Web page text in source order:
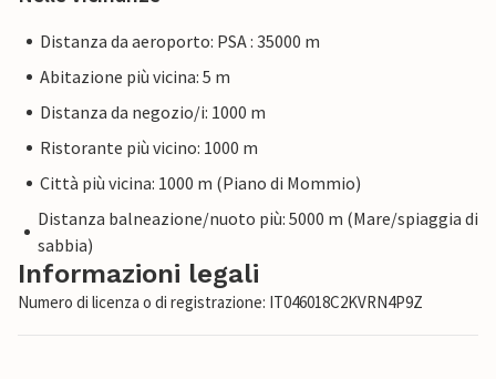
Distanza da aeroporto: PSA : 35000 m
Abitazione più vicina: 5 m
Distanza da negozio/i: 1000 m
Ristorante più vicino: 1000 m
Città più vicina: 1000 m (Piano di Mommio)
Distanza balneazione/nuoto più: 5000 m (Mare/spiaggia di
sabbia)
Informazioni legali
Numero di licenza o di registrazione: IT046018C2KVRN4P9Z